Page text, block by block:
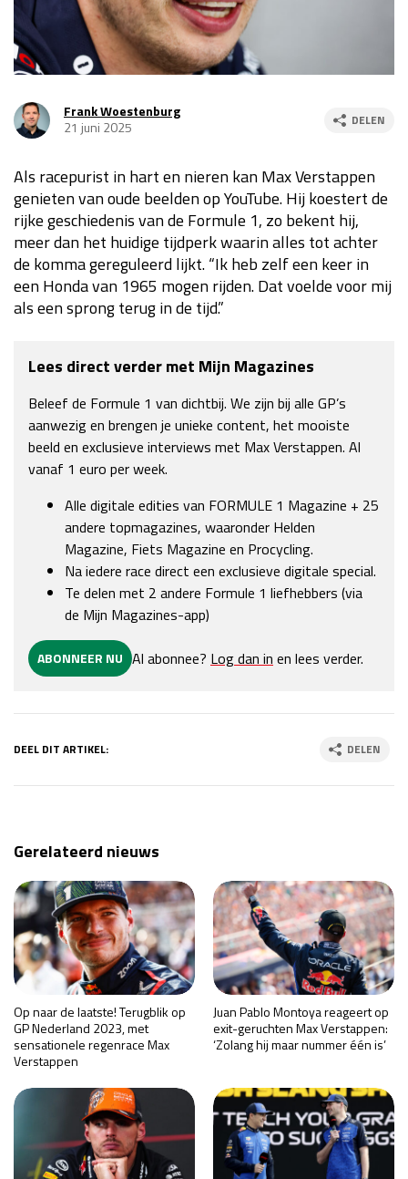
GP MEXICO 2026
Kwalificatie
Race
Kwalificatie
za 19:00 - 20:00
LAS VEGAS GRAND PRIX 2026
20 - 22 nov
Kwalificatie
za 05:00 - 06:00
Race
zo 05:00 - 07:00
GP QATAR 2026
Race
zo 17:00 - 19:00
Kwalificatie
za 15:00 - 16:00
Race
zo 14:00 - 16:00
Frank Woestenburg
21 juni 2025
DELEN
Als racepurist in hart en nieren kan Max Verstappen
genieten van oude beelden op YouTube. Hij koestert de
rijke geschiedenis van de Formule 1, zo bekent hij,
meer dan het huidige tijdperk waarin alles tot achter
de komma gereguleerd lijkt. “Ik heb zelf een keer in
een Honda van 1965 mogen rijden. Dat voelde voor mij
als een sprong terug in de tijd.”
Lees direct verder met Mijn Magazines
Beleef de Formule 1 van dichtbij. We zijn bij alle GP’s
aanwezig en brengen je unieke content, het mooiste
beeld en exclusieve interviews met Max Verstappen. Al
vanaf 1 euro per week.
Alle digitale edities van FORMULE 1 Magazine + 25
andere topmagazines, waaronder Helden
Magazine, Fiets Magazine en Procycling.
Na iedere race direct een exclusieve digitale special.
Te delen met 2 andere Formule 1 liefhebbers (via
de Mijn Magazines-app)
ABONNEER NU Al abonnee? Log dan in en lees verder.
DEEL DIT ARTIKEL: DELEN
Gerelateerd nieuws
Op naar de laatste! Terugblik op
GP Nederland 2023, met
sensationele regenrace Max
Verstappen
Juan Pablo Montoya reageert op
exit-geruchten Max Verstappen:
‘Zolang hij maar nummer één is’